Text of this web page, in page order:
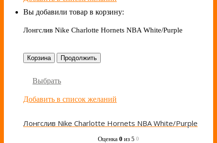
Вы добавили товар в корзину:
Лонгслив Nike Charlotte Hornets NBA White/Purple
Корзина Продолжить
Выбрать
Добавить в список желаний
Лонгслив Nike Charlotte Hornets NBA White/Purple
Оценка 0 из 5 0